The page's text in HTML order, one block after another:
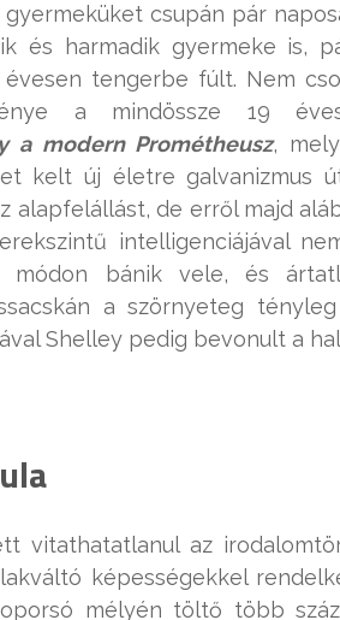
csupán pár
és harmadik gyermeke is,
tengerbe fúlt. Nem
a mindössze 19
a modern Prométheusz,
kelt új életre galvanizmus
alapfelállást, de erről majd
intelligenciájával
bánik vele, és
a szörnyeteg
Shelley pedig bevonult a
vitathatatlanul az
képességekkel
mélyén töltő több